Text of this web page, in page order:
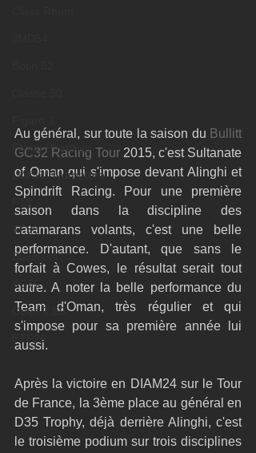
Flying Phantom
L&#39;Hydroptère
F18
TF35
Business
AC75
Open 7.50
ETF26
Au général, sur toute la saison du Bullitt
GC32 Racing Tour 2015, c'est Sultanate
of Oman qui s'impose devant Alinghi et
Spindrift Racing. Pour une première
saison dans la discipline des
catamarans volants, c'est une belle
performance. D'autant, que sans le
forfait à Cowes, le résultat serait tout
autre. A noter la belle performance du
Team d'Oman, très régulier et qui
s'impose pour sa première année lui
aussi.
Après la victoire en DIAM24 sur le Tour
de France, la 3ème place au général en
D35 Trophy, déjà derrière Alinghi, c'est
le troisième podium sur trois disciplines